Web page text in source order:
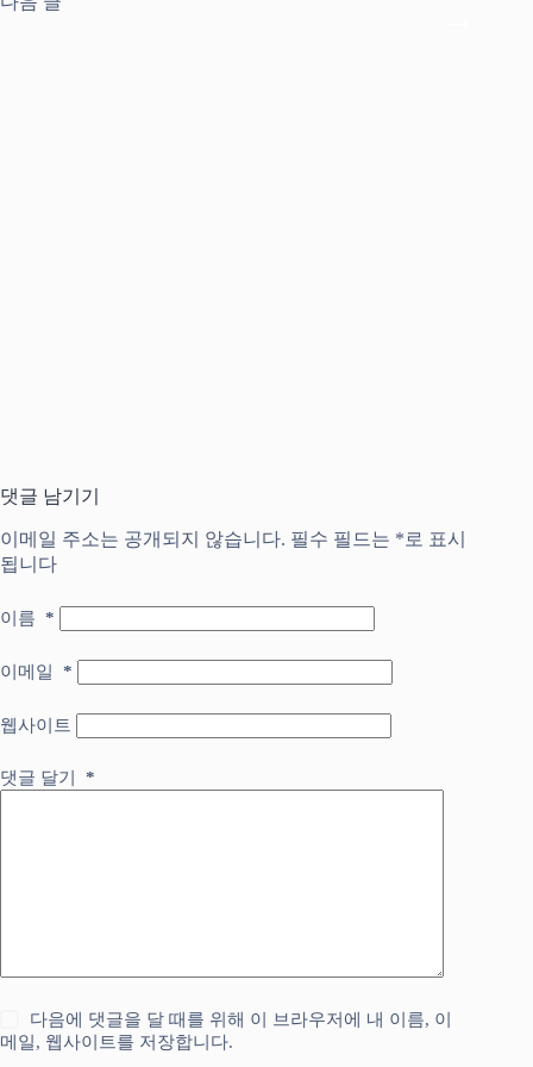
댓글 남기기
이메일 주소는 공개되지 않습니다. 필수 필드는 * 로 표시
됩니다
이름 *
이메일 *
웹사이트
댓글 달기 *
다음에 댓글을 달 때를 위해 이 브라우저에 내 이름, 이
메일, 웹사이트를 저장합니다.